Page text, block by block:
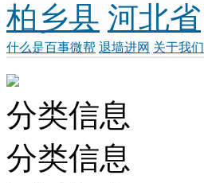
柏乡县 河北省
什么是百事微帮 退墙进网 关于我们
分类信息
分类信息